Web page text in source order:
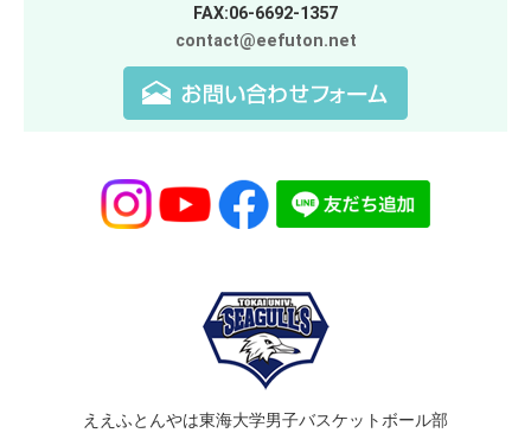
FAX:06-6692-1357
contact@eefuton.net
ええふとんやは東海大学男子バスケットボール部